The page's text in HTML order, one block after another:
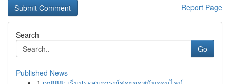
Report Page
Search
Go
Published News